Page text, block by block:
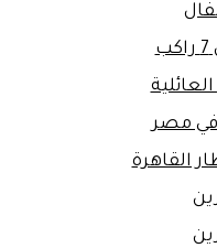
في مصر
القاهرة